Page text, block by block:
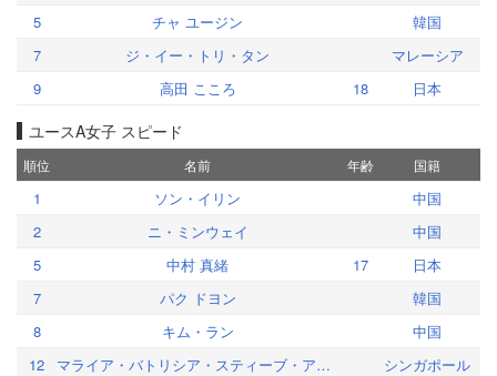
5
チャ ユージン
韓国
7
ジ・イー・トリ・タン
マレーシア
9
高田 こころ 18 日本
ユースA女子 スピード
順位 名前 年齢 国籍
1 ソン・イリン
中国
2
ニ・ミンウェイ
中国
5
中村 真緒 17
日本
7
パク ドヨン
韓国
8
キム・ラン
中国
12
マライア・バトリシア・スティーブ・アリフィアン
シンガポール